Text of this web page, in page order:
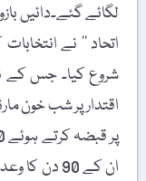
لگائے گئے۔دائیں
اتحاد ‘‘ نے
شروع کیا۔ جس کے
اقتدار پر شب خون